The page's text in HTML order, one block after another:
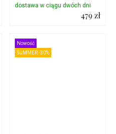
479 zł
Nowość
SUMMER -30%